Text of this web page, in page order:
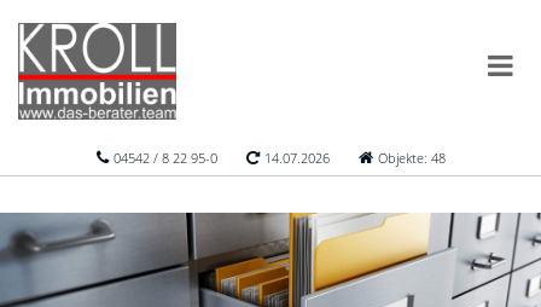
04542 / 8 22 95-0 14.07.2026 Objekte: 48